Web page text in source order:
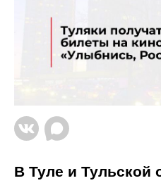
В Туле и Тульской